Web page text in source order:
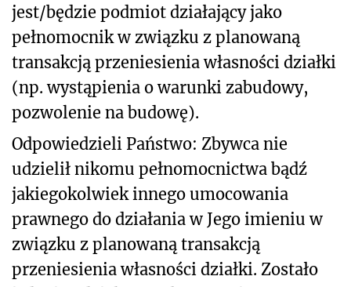
jest/będzie podmiot działający jako
pełnomocnik w związku z planowaną
transakcją przeniesienia własności działki
(np. wystąpienia o warunki zabudowy,
pozwolenie na budowę).
Odpowiedzieli Państwo: Zbywca nie
udzielił nikomu pełnomocnictwa bądź
jakiegokolwiek innego umocowania
prawnego do działania w Jego imieniu w
związku z planowaną transakcją
przeniesienia własności działki. Zostało